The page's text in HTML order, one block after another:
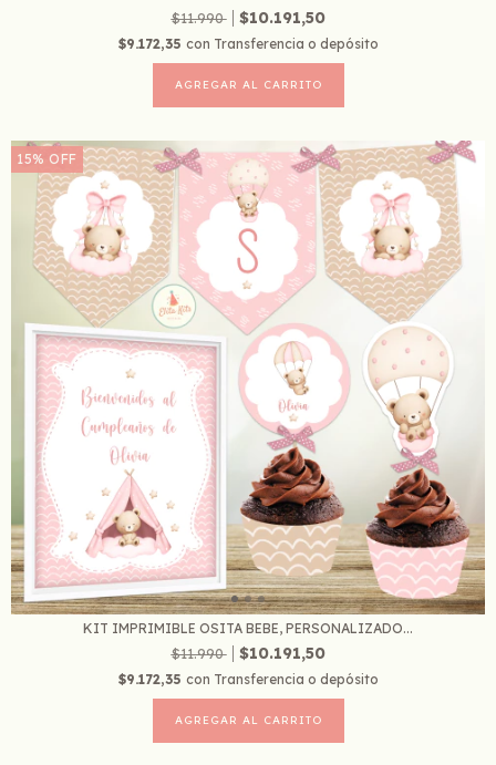
$11.990
$10.191,50
$9.172,35 con Transferencia o depósito
15% OFF
KIT IMPRIMIBLE OSITA BEBE, PERSONALIZADO...
$11.990
$10.191,50
$9.172,35 con Transferencia o depósito